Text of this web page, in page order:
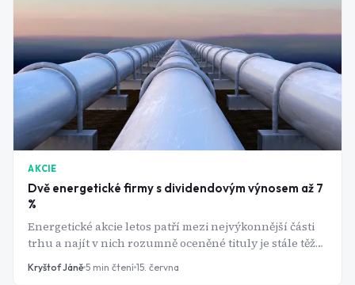
AKCIE
Dvě energetické firmy s dividendovým výnosem až 7
%
Energetické akcie letos patří mezi nejvýkonnější části
trhu a najít v nich rozumně oceněné tituly je stále těžší.
Přesto se dvě americké firmy z tohoto segmentu trhu
obchodují za nižší násobky zisku než většina
Kryštof Jáně 5 min čtení 15. června